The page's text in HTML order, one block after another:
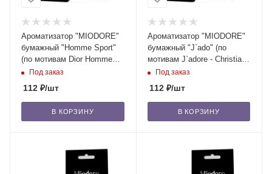
Ароматизатор "MIODORE"
бумажный "Homme Sport"
(по мотивам Dior Homme
Sport - C. DIOR)/22
Под заказ
112 ₽/шт
В КОРЗИНУ
Ароматизатор "MIODORE"
бумажный "J`ado" (по
мотивам J`adore - Christian
Dior)/22
Под заказ
112₽/шт
В КОРЗИНУ